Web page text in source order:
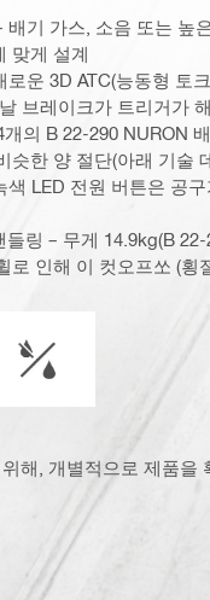
배기 가스, 소음 또는 높
맞게 설계
로운 3D ATC(능동형 토
브레이크가 트리거가
의 B 22-290 NURON
슷한 양 절단(아래 기술
색 LED 전원 버튼은 공
링 – 무게 14.9kg(B
로 인해 이 컷오프쏘 (횡
크 컨트롤)
해, 개별적으로 제품을